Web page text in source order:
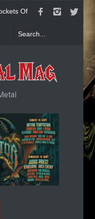
: Single
KAI
Welcome To